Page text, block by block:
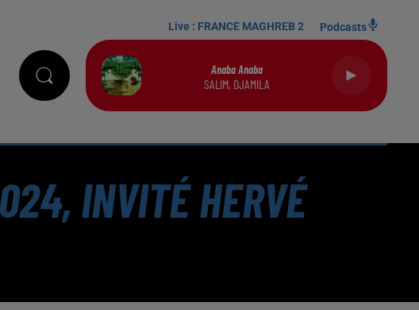
Live : FRANCE MAGHREB 2 Podcasts
Anaba Anaba
SALIM, DJAMILA
INVITÉ HERVÉ